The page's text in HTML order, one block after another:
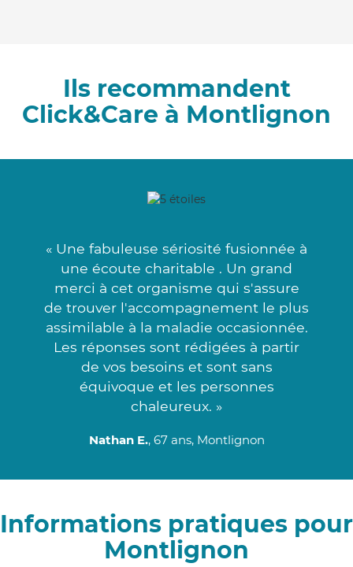
Ils recommandent
Click&Care à Montlignon
« Une fabuleuse sériosité fusionnée à
une écoute charitable . Un grand
merci à cet organisme qui s'assure
de trouver l'accompagnement le plus
assimilable à la maladie occasionnée.
Les réponses sont rédigées à partir
de vos besoins et sont sans
équivoque et les personnes
chaleureux. »
Nathan E., 67 ans, Montlignon
Informations pratiques pour
Montlignon